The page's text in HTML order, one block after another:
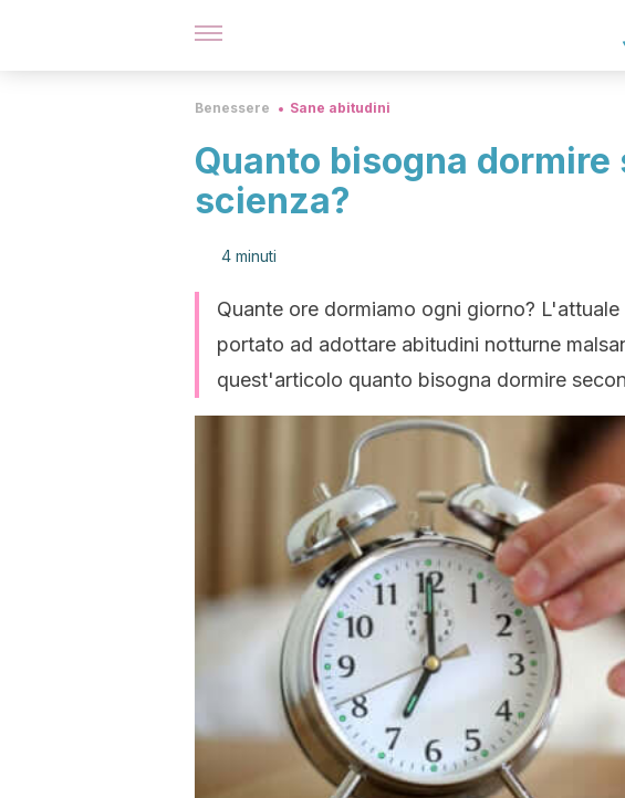
Benessere Sane abitudini
Quanto bisogna dormire
scienza?
4 minuti
Quante ore dormiamo ogni giorno?
portato ad adottare abitudini notturne
quest'articolo quanto bisogna dormire